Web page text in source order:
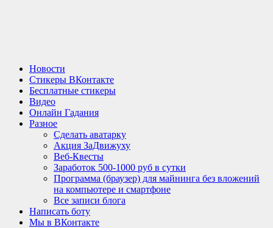
Новости
Стикеры ВКонтакте
Бесплатные стикеры
Видео
Онлайн Гадания
Разное
Сделать аватарку
Акция ЗаДвижуху
Веб-Квесты
Заработок 500-1000 руб в сутки
Программа (браузер) для майнинга без вложений
на компьютере и смартфоне
Все записи блога
Написать боту
Мы в ВКонтакте